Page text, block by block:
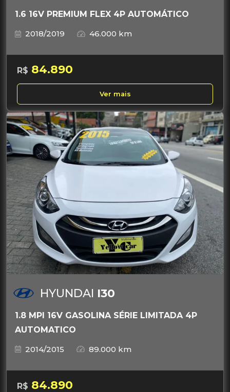
1.6 16V PREMIUM FLEX 4P AUTOMÁTICO
2018/2019
46.000 km
R$ 84.890
Ver mais
HYUNDAI I30
1.8 MPI 16V GASOLINA SÉRIE LIMITADA 4P
AUTOMATICO
2014/2015
89.000 km
R$ 84.890